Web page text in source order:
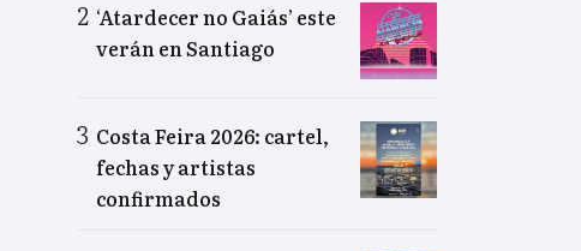
‘Atardecer no Gaiás’ este
verán en Santiago
Costa Feira 2026: cartel,
fechas y artistas
confirmados